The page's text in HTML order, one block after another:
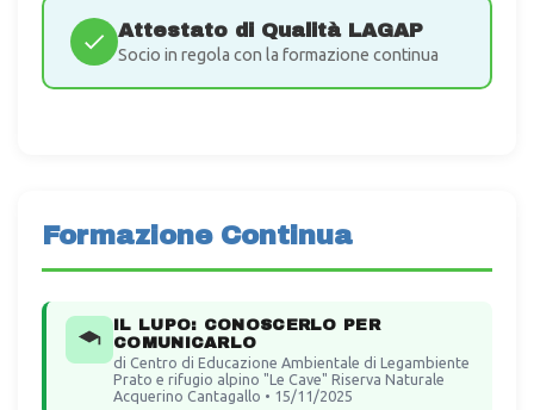
Attestato di Qualità LAGAP
Socio in regola con la formazione continua
Formazione Continua
IL LUPO: CONOSCERLO PER
COMUNICARLO
di Centro di Educazione Ambientale di Legambiente
Prato e rifugio alpino "Le Cave" Riserva Naturale
Acquerino Cantagallo • 15/11/2025